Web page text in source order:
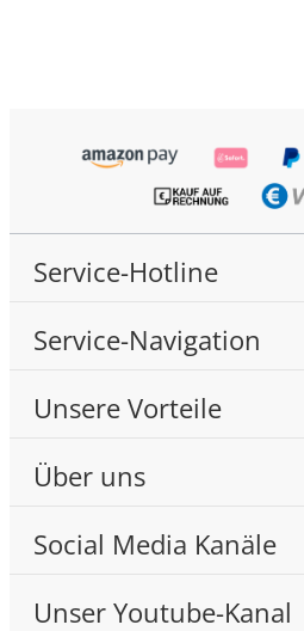
Service-Hotline
Service-Navigation
Unsere Vorteile
Über uns
Social Media Kanäle
Unser Youtube-Kanal